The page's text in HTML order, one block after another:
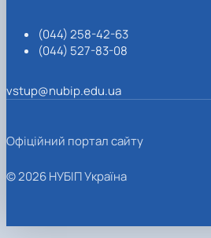
(044) 258-42-63
(044) 527-83-08
vstup@nubip.edu.ua
Офіційний портал сайту
© 2026 НУБІП Україна